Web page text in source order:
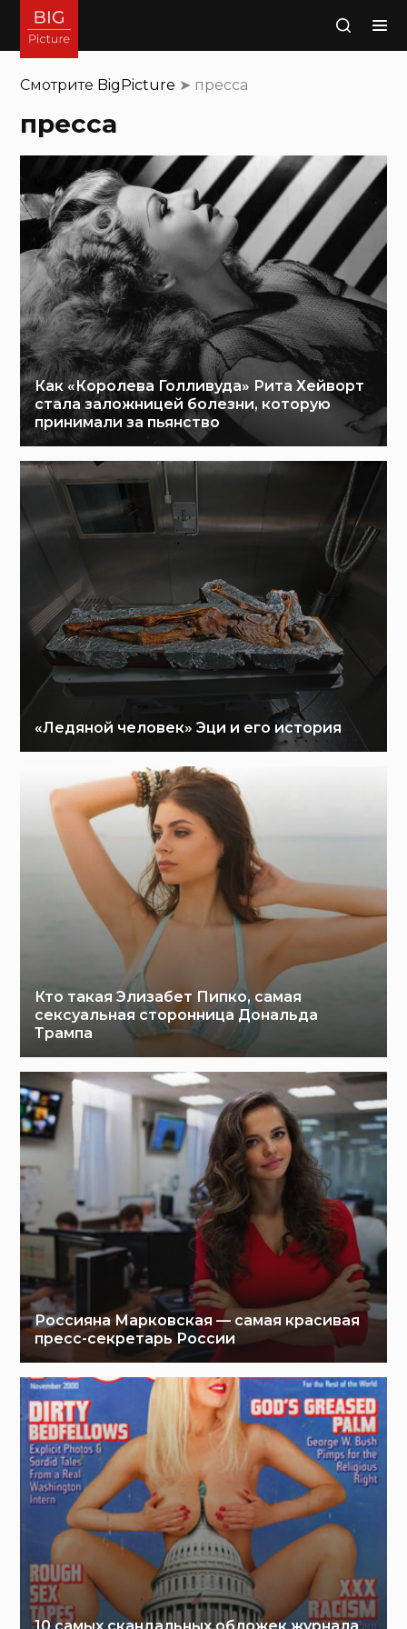
Поиск
Смотрите BigPicture ➤ пресса
пресса
Как «Королева Голливуда» Рита Хейворт
стала заложницей болезни, которую
принимали за пьянство
«Ледяной человек» Эци и его история
Кто такая Элизабет Пипко, самая
сексуальная сторонница Дональда
Трампа
Россияна Марковская — самая красивая
пресс-секретарь России